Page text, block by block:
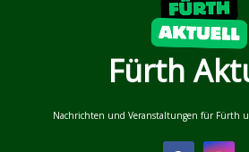
Fürth
Nachrichten und Veranstaltungen für Fürth